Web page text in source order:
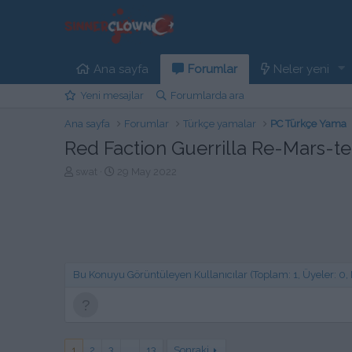
Ana sayfa Forumlar Neler yeni
Yeni mesajlar Forumlarda ara
Ana sayfa Forumlar Türkçe yamalar PC Türkçe Yama
Red Faction Guerrilla Re-Mars-
b
t
ı
29 May 2022
Bu Konuyu Görüntüleyen Kullanıcılar (Toplam: 1, Üyeler: 0,